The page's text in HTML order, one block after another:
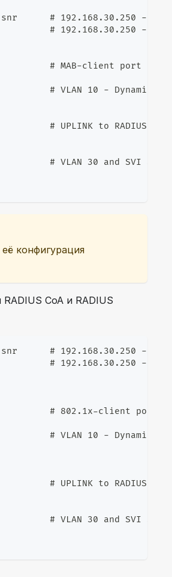
# 192.168.30.250 -
# 192.168.30.250 -
# MAB-client port
# VLAN 10 - Dynamic
UPLINK to RADIUS-
30 and SVI 30 for
конфигурация
CoA и RADIUS
# 192.168.30.250 -
# 192.168.30.250 -
# 802.1x-client port
# VLAN 10 - Dynamic
UPLINK to RADIUS-
30 and SVI 30 for